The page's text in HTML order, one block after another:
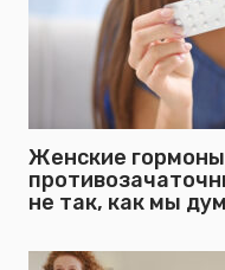
Женские гормоны
не так, как мы